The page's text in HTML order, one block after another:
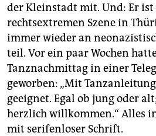
der Kleinstadt mit. Und: Er
rechtsextremen Szene in
immer wieder an
teil. Vor ein paar Wochen
Tanznachmittag in einer
geworben: „Mit
geeignet. Egal ob jung oder
herzlich willkommen.“ Alles
mit serifenloser Schrift.